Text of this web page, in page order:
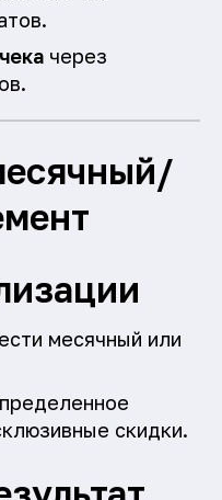
через
месячный или
скидки.